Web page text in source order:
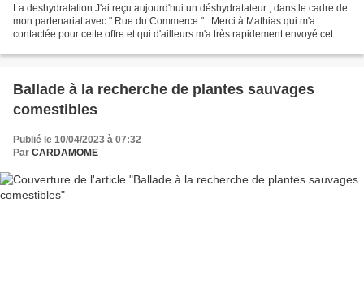
La deshydratation J'ai reçu aujourd'hui un déshydratateur , dans le cadre de
mon partenariat avec " Rue du Commerce " . Merci à Mathias qui m'a
contactée pour cette offre et qui d'ailleurs m'a très rapidement envoyé cet
Ballade à la recherche de plantes sauvages
comestibles
Publié le 10/04/2023 à 07:32
Par CARDAMOME